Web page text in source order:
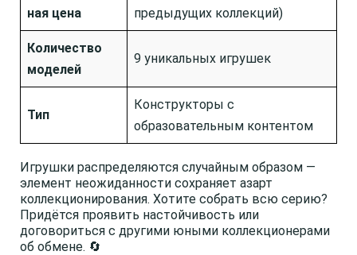
ная цена
предыдущих коллекций)
Количество
моделей
9 уникальных игрушек
Тип
Конструкторы с
образовательным контентом
Игрушки распределяются случайным образом —
элемент неожиданности сохраняет азарт
коллекционирования. Хотите собрать всю серию?
Придётся проявить настойчивость или
договориться с другими юными коллекционерами
об обмене. 🔄